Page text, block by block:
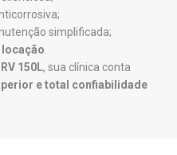
simplificada;
locação
150L, sua clínica conta
e total confiabilidade